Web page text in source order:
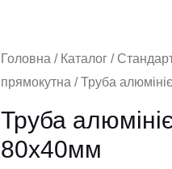
Головна / Каталог/
прямокутна / Труба
Труба
80х40мм
Труба
алюмінієва
прямокутна
80х40мм
кількість